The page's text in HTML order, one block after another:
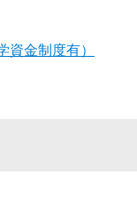
資金制度有）